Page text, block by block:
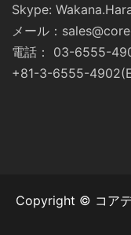
Skype:
メール：
電話： 03-6555-
+81-3-6555-
Copyright © コアデ